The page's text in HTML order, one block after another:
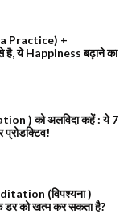
Practice) +
ये Happiness बढ़ाने का
) को अलविदा कहें : ये 7
प्रोडक्टिव!
(विपश्यना )
को खत्म कर सकता है?